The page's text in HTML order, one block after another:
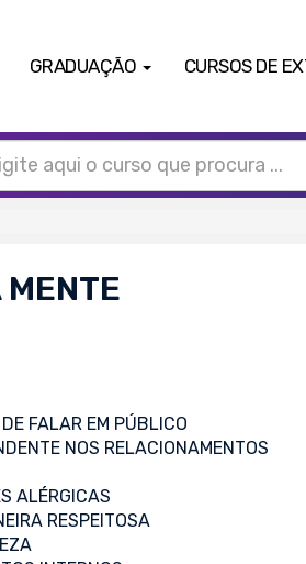
GRADUAÇÃO CURSOS DE
FALAR EM PÚBLICO
NOS RELACIONAMENTOS
ALÉRGICAS
RESPEITOSA